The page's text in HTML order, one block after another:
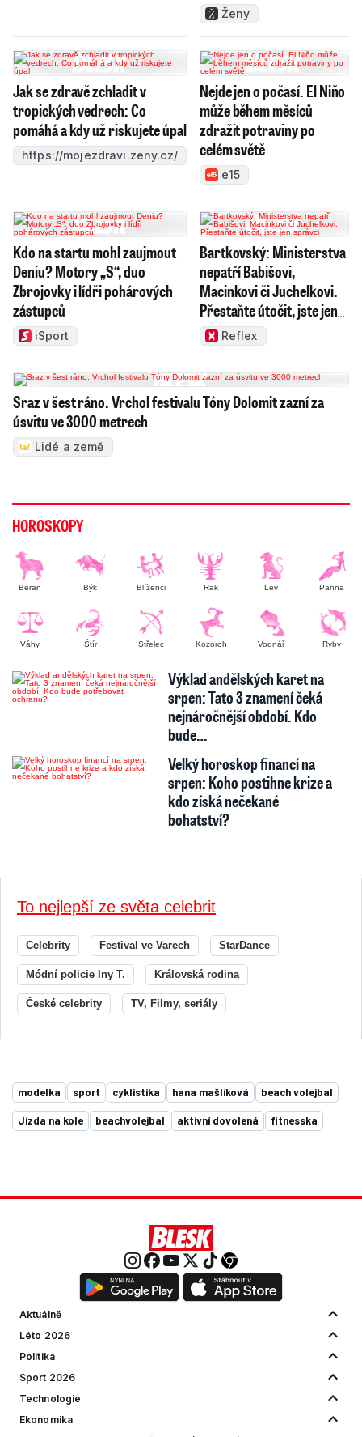
Ženy
Jak se zdravě zchladit v
tropických vedrech: Co
pomáhá a kdy už riskujete úpal
https://mojezdravi.zeny.cz/
Nejde jen o počasí. El Niňo
může během měsíců
zdražit potraviny po
celém světě
e15
Kdo na startu mohl zaujmout
Deniu? Motory „S“, duo
Zbrojovky i lídři pohárových
zástupců
iSport
Bartkovský: Ministerstva
nepatří Babišovi,
Macinkovi či Juchelkovi.
Přestaňte útočit, jste jen
správci
Reflex
Sraz v šest ráno. Vrchol festivalu Tóny Dolomit zazní za
úsvitu ve 3000 metrech
Lidé a země
HOROSKOPY
Beran Býk Blíženci Rak Lev Panna
Váhy Štír Střelec Kozoroh Vodnář Ryby
Výklad andělských karet na
srpen: Tato 3 znamení čeká
nejnáročnější období. Kdo
bude…
Velký horoskop financí na
srpen: Koho postihne krize a
kdo získá nečekané
bohatství?
To nejlepší ze světa celebrit
Celebrity Festival ve Varech StarDance
Módní policie Iny T. Královská rodina
České celebrity TV, Filmy, seriály
modelka sport cyklistika hana mašlíková beach volejbal
Jízda na kole beachvolejbal aktivní dovolená fitnesska
Aktuálně
Léto 2026
Politika
Sport 2026
Technologie
Ekonomika